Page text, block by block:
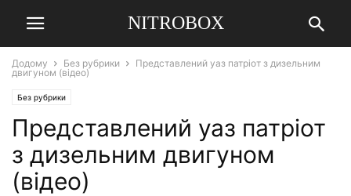
NITROBOX
Додому Без рубрики
Представлений уаз патріот з дизельним
двигуном (відео)
Без рубрики
Представлений уаз патріот
з дизельним двигуном
(відео)